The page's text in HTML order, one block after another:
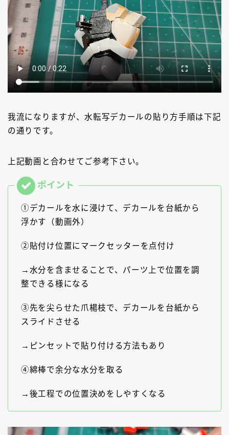
我流になりますが、水転写デカールの貼り方手順は下記
の通りです。
上記動画と合わせてご参考下さい。
①デカールを水に浸けて、デカールを台紙から
浮かす（動画外）
②貼付け位置にマークセッターを点付け
→水分を含ませることで、パーツ上で位置を調
整できる様になる
③先を尖らせた爪楊枝で、デカールを台紙から
スライドさせる
→ピンセットで貼り付ける方法もあり
④綿棒で余分な水分を取る
→後工程での位置決めをしやすくなる